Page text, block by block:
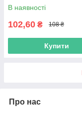
В наявності
102,60 ₴ 108 ₴
Купити
Про нас